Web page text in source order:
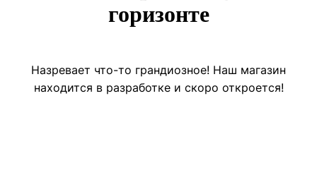
горизонте
Назревает что-то грандиозное! Наш магазин
находится в разработке и скоро откроется!